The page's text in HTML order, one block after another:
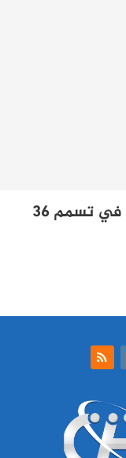
علب سردين على العشاء تتسبب في تسمم 36